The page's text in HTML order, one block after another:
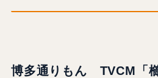
博多通りもん TVCM「